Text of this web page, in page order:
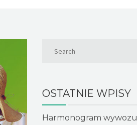
OSTATNIE WPISY
Harmonogram wywozu